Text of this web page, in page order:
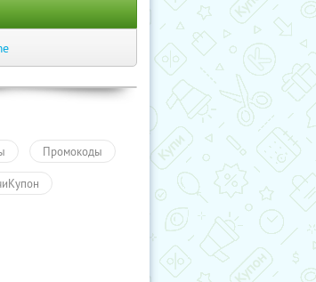
Промокоды